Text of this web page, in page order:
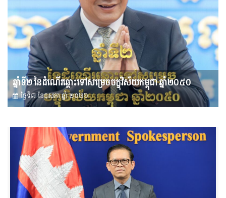
ឆ្នាំទី២ នៃដំណើរឆ្ពោះទៅសម្រេច​ចក្ខុវិស័យ​កម្ពុជា ឆ្នាំ២០៥០
ថ្ងៃទី៧ ខែ​ឧសភា ឆ្នាំ ២០២៦